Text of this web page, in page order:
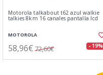
Motorola talkabout t62 azul walkie
talkies 8km 16 canales pantalla lcd
MOTOROLA
58,96€ 72,60€ - 19%